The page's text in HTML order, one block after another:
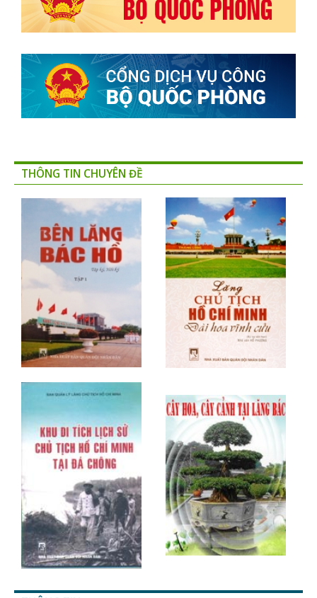
THÔNG TIN CHUYÊN ĐỀ